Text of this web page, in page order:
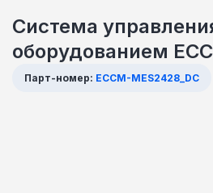
Система
оборудованием
Парт-номер: ECCM-MES2428_DC